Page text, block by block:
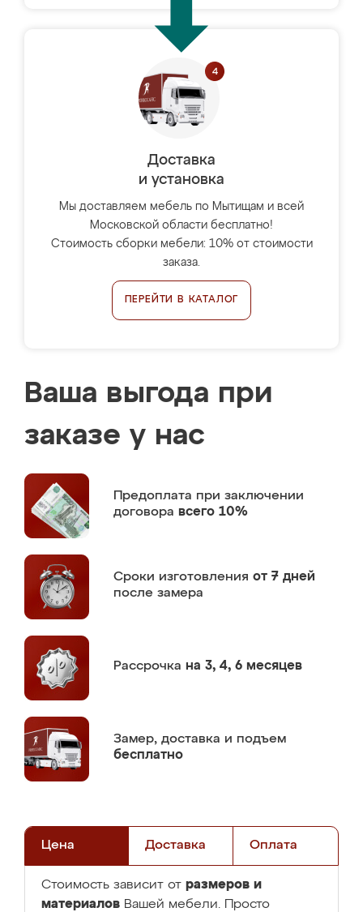
Доставка
и установка
Мы доставляем мебель по Мытищам и всей
Московской области бесплатно!
Стоимость сборки мебели: 10% от стоимости
заказа.
ПЕРЕЙТИ В КАТАЛОГ
Ваша выгода при
заказе у нас
Предоплата при заключении
договора всего 10%
Сроки изготовления от 7 дней
после замера
Рассрочка на 3, 4, 6 месяцев
Замер, доставка и подъем
бесплатно
Цена Доставка Оплата
Стоимость зависит от размеров и
материалов Вашей мебели. Просто